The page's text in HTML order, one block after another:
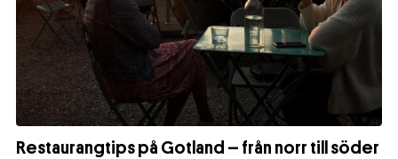
Restaurangtips på Gotland – från norr till söder